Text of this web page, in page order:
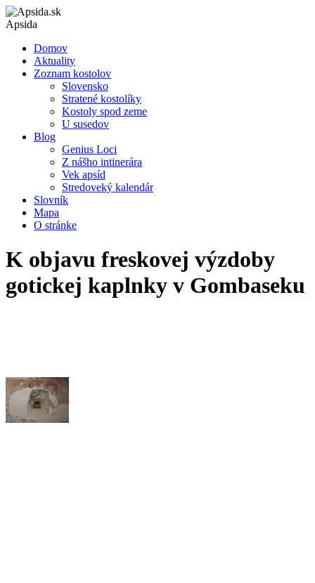
Apsida
Domov
Aktuality
Zoznam kostolov
Slovensko
Stratené kostolíky
Kostoly spod zeme
U susedov
Blog
Genius Loci
Z nášho intinerára
Vek apsíd
Stredoveký kalendár
Slovník
Mapa
O stránke
K objavu freskovej výzdoby
gotickej kaplnky v Gombaseku